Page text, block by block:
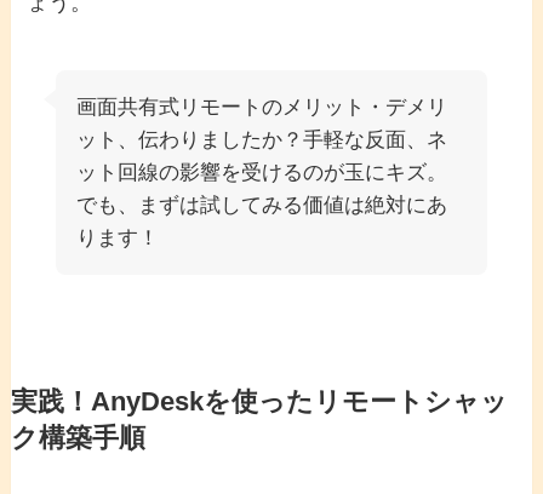
画面共有式リモートのメリット・デメリ
ット、伝わりましたか？手軽な反面、ネ
ット回線の影響を受けるのが玉にキズ。
でも、まずは試してみる価値は絶対にあ
ります！
実践！AnyDeskを使ったリモートシャッ
ク構築手順